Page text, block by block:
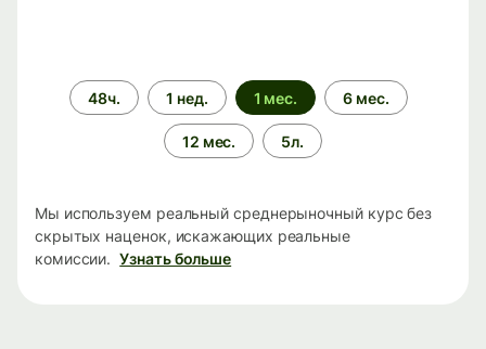
Период
времени
48ч. 1 нед. 1 мес. 6 мес.
12 мес. 5л.
Мы используем реальный среднерыночный курс без
скрытых наценок, искажающих реальные
комиссии. Узнать больше